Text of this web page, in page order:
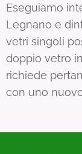
Eseguiamo
Legnano e
vetri singoli
doppio vetro
richiede
con uno